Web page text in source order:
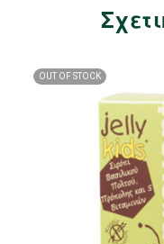
OUT OF STOCK